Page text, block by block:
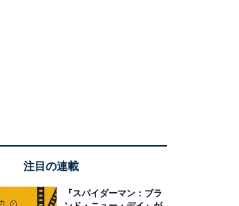
注目の連載
『スパイダーマン：ブラ